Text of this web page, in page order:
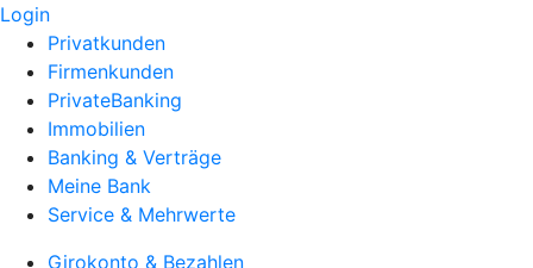
Login
Privatkunden
Firmenkunden
PrivateBanking
Immobilien
Banking & Verträge
Meine Bank
Service & Mehrwerte
Girokonto & Bezahlen